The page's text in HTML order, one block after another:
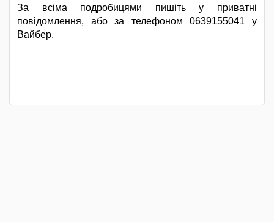
За всіма подробицями пишіть у приватні
повідомлення, або за телефоном 0639155041 у
Вайбер.